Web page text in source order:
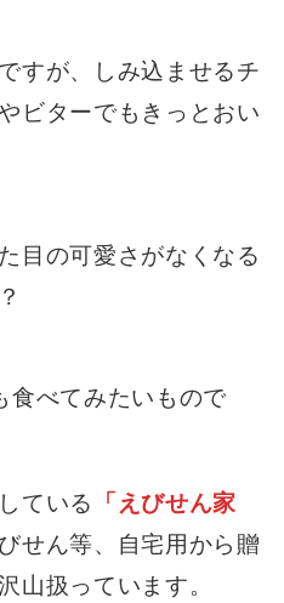
すが、しみ込ませるチ
ビターでもきっとおい
目の可愛さがなくなる
食べてみたいもので
ている
「えびせん家
せん等、自宅用から贈
山扱っています。